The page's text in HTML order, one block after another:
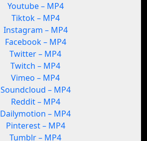
Youtube – MP4
Tiktok – MP4
Instagram – MP4
Facebook – MP4
Twitter – MP4
Twitch – MP4
Vimeo – MP4
Soundcloud – MP4
Reddit – MP4
Dailymotion – MP4
Pinterest – MP4
Tumblr – MP4